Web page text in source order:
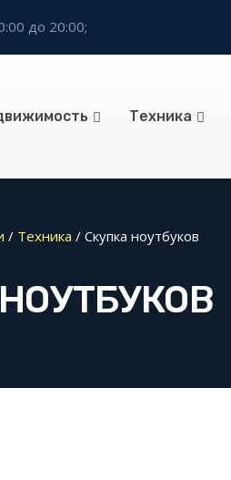
до 20:00;
Техника
/ Техника / Скупка ноутбуков